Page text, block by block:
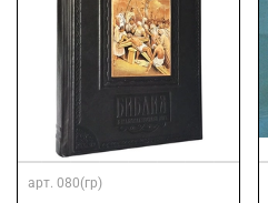
арт. 080(гр)